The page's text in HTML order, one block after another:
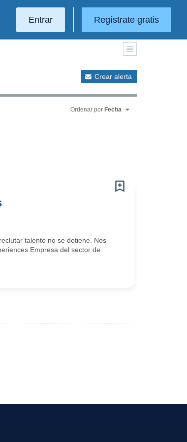
Entrar Regístrate gratis
Crear alerta
Ordenar por Fecha
talento no se detiene. Nos
Empresa del sector de